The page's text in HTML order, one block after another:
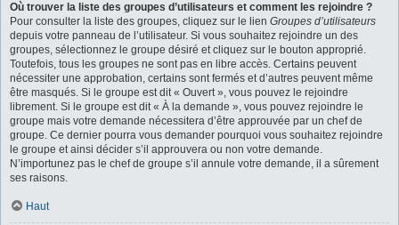
Où trouver la liste des groupes d’utilisateurs et comment les rejoindre ?
Pour consulter la liste des groupes, cliquez sur le lien Groupes d’utilisateurs
depuis votre panneau de l’utilisateur. Si vous souhaitez rejoindre un des
groupes, sélectionnez le groupe désiré et cliquez sur le bouton approprié.
Toutefois, tous les groupes ne sont pas en libre accès. Certains peuvent
nécessiter une approbation, certains sont fermés et d’autres peuvent même
être masqués. Si le groupe est dit « Ouvert », vous pouvez le rejoindre
librement. Si le groupe est dit « À la demande », vous pouvez rejoindre le
groupe mais votre demande nécessitera d’être approuvée par un chef de
groupe. Ce dernier pourra vous demander pourquoi vous souhaitez rejoindre
le groupe et ainsi décider s’il approuvera ou non votre demande.
N’importunez pas le chef de groupe s’il annule votre demande, il a sûrement
ses raisons.
Haut